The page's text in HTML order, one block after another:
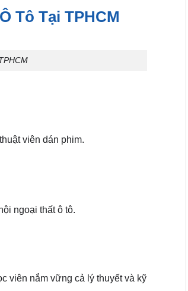
Tô Tại TPHCM
viên dán phim.
ngoại thất ô tô.
viên nắm vững cả lý thuyết và kỹ